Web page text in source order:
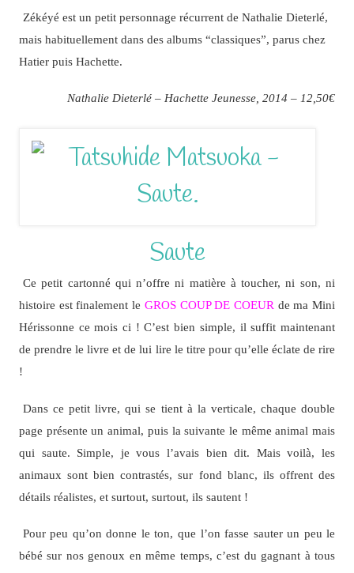
Zékéyé est un petit personnage récurrent de Nathalie Dieterlé,
mais habituellement dans des albums “classiques”, parus chez
Hatier puis Hachette.
Nathalie Dieterlé – Hachette Jeunesse, 2014 – 12,50€
Saute
Ce petit cartonné qui n’offre ni matière à toucher, ni son, ni
histoire est finalement le GROS COUP DE COEUR de ma Mini
Hérissonne ce mois ci ! C’est bien simple, il suffit maintenant
de prendre le livre et de lui lire le titre pour qu’elle éclate de rire
!
Dans ce petit livre, qui se tient à la verticale, chaque double
page présente un animal, puis la suivante le même animal mais
qui saute. Simple, je vous l’avais bien dit. Mais voilà, les
animaux sont bien contrastés, sur fond blanc, ils offrent des
détails réalistes, et surtout, surtout, ils sautent !
Pour peu qu’on donne le ton, que l’on fasse sauter un peu le
bébé sur nos genoux en même temps, c’est du gagnant à tous